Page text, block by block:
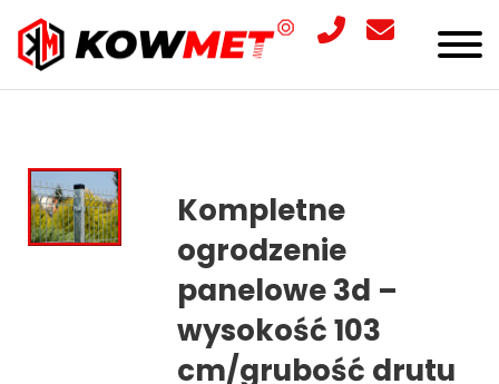
Kompletne
ogrodzenie
panelowe 3d –
wysokość 103
cm/grubość drutu